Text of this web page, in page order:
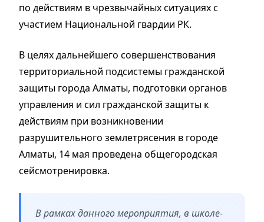
по действиям в чрезвычайных ситуациях с
участием Национальной гвардии РК.
В целях дальнейшего совершенствования
территориальной подсистемы гражданской
защиты города Алматы, подготовки органов
управления и сил гражданской защиты к
действиям при возникновении
разрушительного землетрясения в городе
Алматы, 14 мая проведена общегородская
сейсмотренировка.
В рамках данного мероприятия, в школе-